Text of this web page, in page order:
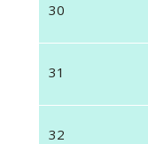
30
31
32